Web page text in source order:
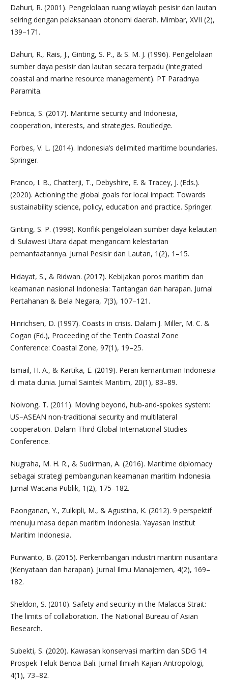
Dahuri, R. (2001). Pengelolaan ruang wilayah pesisir dan lautan
seiring dengan pelaksanaan otonomi daerah. Mimbar, XVII (2),
139–171.
Dahuri, R., Rais, J., Ginting, S. P., & S. M. J. (1996). Pengelolaan
sumber daya pesisir dan lautan secara terpadu (Integrated
coastal and marine resource management). PT Paradnya
Paramita.
Febrica, S. (2017). Maritime security and Indonesia,
cooperation, interests, and strategies. Routledge.
Forbes, V. L. (2014). Indonesia’s delimited maritime boundaries.
Springer.
Franco, I. B., Chatterji, T., Debyshire, E. & Tracey, J. (Eds.).
(2020). Actioning the global goals for local impact: Towards
sustainability science, policy, education and practice. Springer.
Ginting, S. P. (1998). Konflik pengelolaan sumber daya kelautan
di Sulawesi Utara dapat mengancam kelestarian
pemanfaatannya. Jurnal Pesisir dan Lautan, 1(2), 1–15.
Hidayat, S., & Ridwan. (2017). Kebijakan poros maritim dan
keamanan nasional Indonesia: Tantangan dan harapan. Jurnal
Pertahanan & Bela Negara, 7(3), 107–121.
Hinrichsen, D. (1997). Coasts in crisis. Dalam J. Miller, M. C. &
Cogan (Ed.), Proceeding of the Tenth Coastal Zone
Conference: Coastal Zone, 97(1), 19–25.
Ismail, H. A., & Kartika, E. (2019). Peran kemaritiman Indonesia
di mata dunia. Jurnal Saintek Maritim, 20(1), 83–89.
Noivong, T. (2011). Moving beyond, hub-and-spokes system:
US–ASEAN non-traditional security and multilateral
cooperation. Dalam Third Global International Studies
Conference.
Nugraha, M. H. R., & Sudirman, A. (2016). Maritime diplomacy
sebagai strategi pembangunan keamanan maritim Indonesia.
Jurnal Wacana Publik, 1(2), 175–182.
Paonganan, Y., Zulkipli, M., & Agustina, K. (2012). 9 perspektif
menuju masa depan maritim Indonesia. Yayasan Institut
Maritim Indonesia.
Purwanto, B. (2015). Perkembangan industri maritim nusantara
(Kenyataan dan harapan). Jurnal Ilmu Manajemen, 4(2), 169–
182.
Sheldon, S. (2010). Safety and security in the Malacca Strait:
The limits of collaboration. The National Bureau of Asian
Research.
Subekti, S. (2020). Kawasan konservasi maritim dan SDG 14:
Prospek Teluk Benoa Bali. Jurnal Ilmiah Kajian Antropologi,
4(1), 73–82.